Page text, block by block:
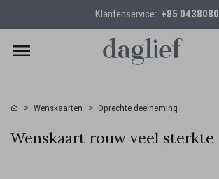
Klantenservice: +85 0438080
Wenskaarten Oprechte deelneming
Wenskaart rouw veel sterkte